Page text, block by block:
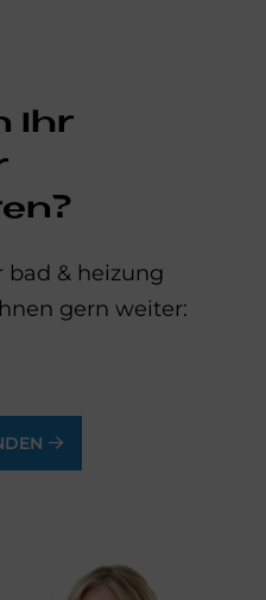
Ihr
bad & heizung
gern weiter: